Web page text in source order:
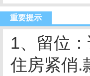
重要提示
1、留位
住房紧俏.